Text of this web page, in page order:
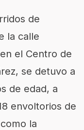
de
la calle
el Centro de
se detuvo a
de edad, a
envoltorios de
la